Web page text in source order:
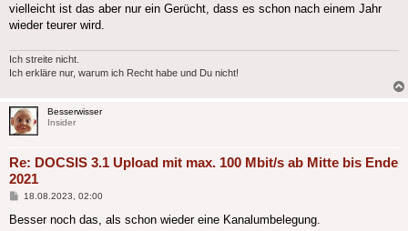
vielleicht ist das aber nur ein Gerücht, dass es schon nach einem Jahr
wieder teurer wird.
Ich streite nicht.
Ich erkläre nur, warum ich Recht habe und Du nicht!
Besserwisser
Insider
Re: DOCSIS 3.1 Upload mit max. 100 Mbit/s ab Mitte bis Ende
2021
Beitrag
18.08.2023, 02:00
Besser noch das, als schon wieder eine Kanalumbelegung.